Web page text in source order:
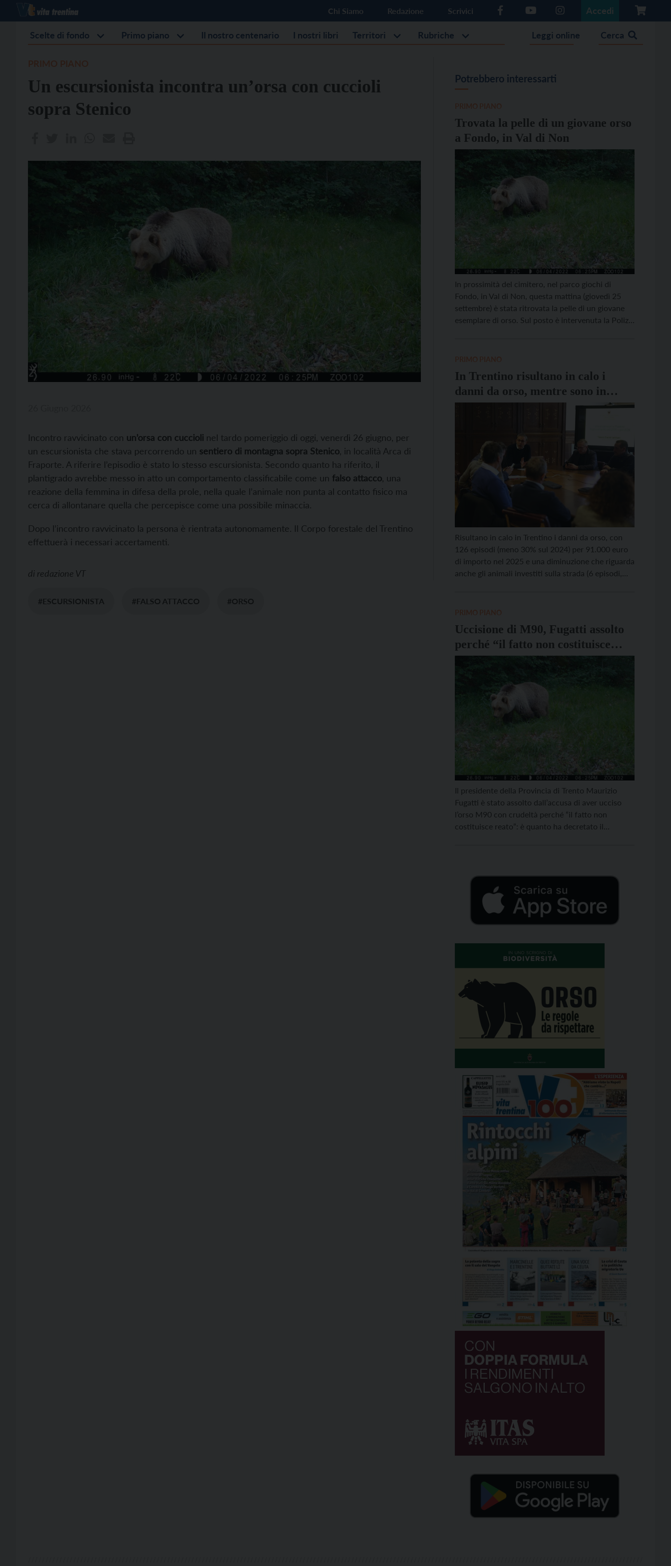
Chi Siamo Redazione Scrivici Accedi
Scelte di fondo Primo piano Il nostro centenario I nostri libri Territori Rubriche Leggi online Cerca
Un escursionista incontra un’orsa con cuccioli
sopra Stenico
Incontro ravvicinato con un’orsa con cuccioli nel tardo pomeriggio di oggi, venerdì 26 giugno, per
un escursionista che stava percorrendo un sentiero di montagna sopra Stenico , in località Arca di
Fraporte. A riferire l’episodio è stato lo stesso escursionista. Secondo quanto ha riferito, il
plantigrado avrebbe messo in atto un comportamento classificabile come un falso attacco , una
reazione della femmina in difesa della prole, nella quale l’animale non punta al contatto fisico ma
cerca di allontanare quella che percepisce come una possibile minaccia.
Dopo l’incontro ravvicinato la persona è rientrata autonomamente. Il Corpo forestale del Trentino
effettuerà i necessari accertamenti.
di redazione VT
#ESCURSIONISTA #FALSO ATTACCO #ORSO
Potrebbero interessarti
Trovata la pelle di un giovane orso
a Fondo, in Val di Non
In prossimità del cimitero, nel parco giochi di
Fondo, in Val di Non, questa mattina (giovedì 25
settembre) è stata ritrovata la pelle di un giovane
esemplare di orso. Sul posto è intervenuta la Polizia
In Trentino risultano in calo i
danni da orso, mentre sono in
aumento quelli da lupo
Risultano in calo in Trentino i danni da orso, con
126 episodi (meno 30% sul 2024) per 91.000 euro
di importo nel 2025 e una diminuzione che riguarda
anche gli animali investiti sulla strada (6 episodi,
Uccisione di M90, Fugatti assolto
perché “il fatto non costituisce
reato”
Il presidente della Provincia di Trento Maurizio
Fugatti è stato assolto dall’accusa di aver ucciso
l’orso M90 con crudeltà perché “il fatto non
costituisce reato”: è quanto ha decretato il
commenta Fugatti. “Abbiamo assunto una […]